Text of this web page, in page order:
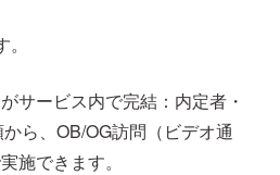
サービス内で完結：内定者・
ら、OB/OG訪問（ビデオ通
施できます。